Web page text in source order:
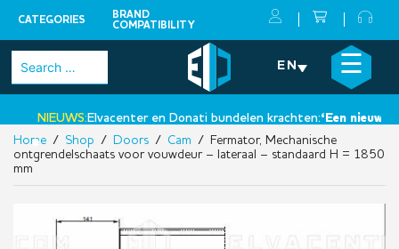
CATEGORIES
BRAND
COMPATIBILITY
Skip
Search
for:
EN ☰
NIEUWS:Elvacenter en Donati bundelen krachten:‘Een nieuwe
•
×
Home / Shop / Doors / Cam / Fermator, Mechanische
ontgrendelschaats voor vouwdeur – lateraal – standaard H = 1850
mm